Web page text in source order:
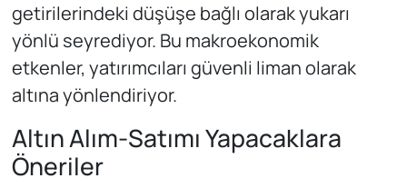
getirilerindeki düşüşe bağlı olarak yukarı
yönlü seyrediyor. Bu makroekonomik
etkenler, yatırımcıları güvenli liman olarak
altına yönlendiriyor.
Altın Alım-Satımı Yapacaklara
Öneriler